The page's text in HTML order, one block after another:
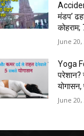
मंडप’
कोहराम;
June 20,
Yoga
June 20,